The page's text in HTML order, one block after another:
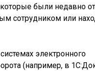
были недавно
сотрудником или
электронного
(например, в